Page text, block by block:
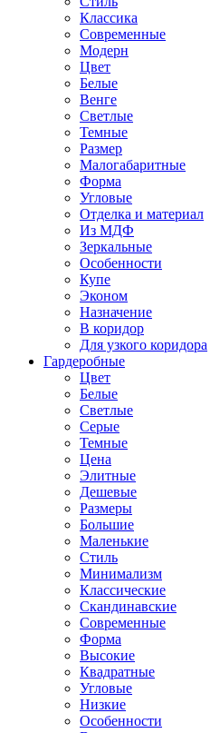
Классика
Современные
Модерн
Цвет
Белые
Венге
Светлые
Темные
Размер
Малогабаритные
Форма
Угловые
Отделка и материал
Из МДФ
Зеркальные
Особенности
Купе
Эконом
Назначение
В коридор
Для узкого коридора
Гардеробные
Цвет
Белые
Светлые
Серые
Темные
Цена
Элитные
Дешевые
Размеры
Большие
Маленькие
Стиль
Минимализм
Классические
Скандинавские
Современные
Форма
Высокие
Квадратные
Угловые
Низкие
Особенности